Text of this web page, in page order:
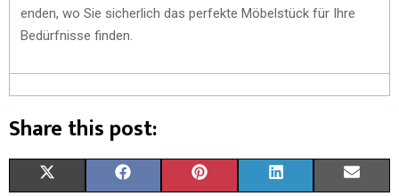
enden, wo Sie sicherlich das perfekte Möbelstück für Ihre
Bedürfnisse finden.
Share this post: